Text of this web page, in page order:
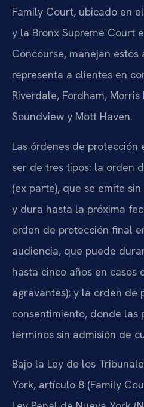
Family Court, ubicado en
y la Bronx Supreme Court
Concourse, manejan estos
representa a clientes en
Riverdale, Fordham,
Soundview y Mott Haven.
Las órdenes de protección
ser de tres tipos: la orden
(ex parte), que se emite
y dura hasta la próxima
orden de protección final
audiencia, que puede
hasta cinco años en casos
agravantes); y la orden de
consentimiento, donde las
términos sin admisión de
Bajo la Ley de los
York, artículo 8 (Family